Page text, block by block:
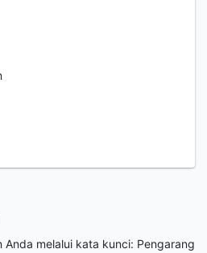
Anda melalui kata kunci: Pengarang